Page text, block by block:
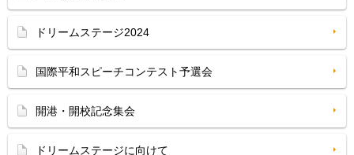
ドリームステージ2024
国際平和スピーチコンテスト予選会
開港・開校記念集会
ドリームステージに向けて